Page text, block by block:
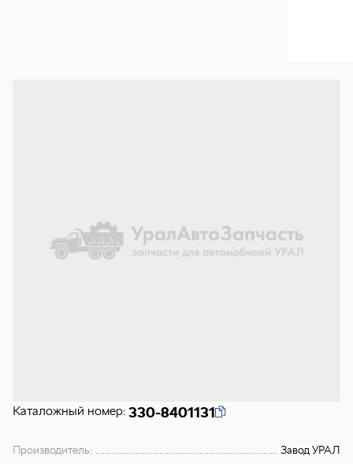
Каталожный номер: 330-8401131
Производитель:
Завод УРАЛ